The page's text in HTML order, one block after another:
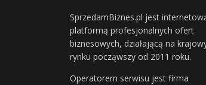
SprzedamBiznes.pl jest
platformą profesjonalnych ofert
biznesowych, działającą na
rynku począwszy od 2011 roku.
Operatorem serwisu jest firma